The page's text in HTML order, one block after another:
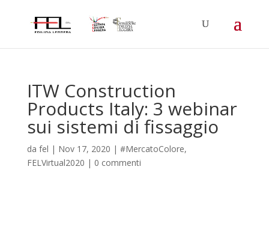
ITW Construction
Products Italy: 3 webinar
sui sistemi di fissaggio
da fel | Nov 17, 2020 | #MercatoColore,
FELVirtual2020 | 0 commenti